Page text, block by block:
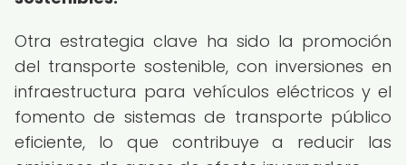
Otra estrategia clave ha sido la promoción
del transporte sostenible, con inversiones en
infraestructura para vehículos eléctricos y el
fomento de sistemas de transporte público
eficiente, lo que contribuye a reducir las